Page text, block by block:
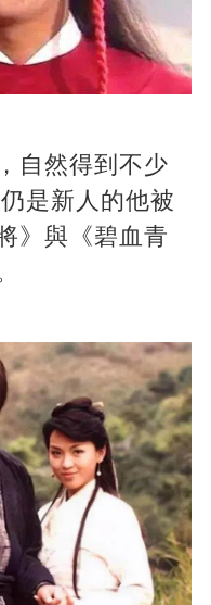
自然得到不少
是新人的他被
》與《碧血青